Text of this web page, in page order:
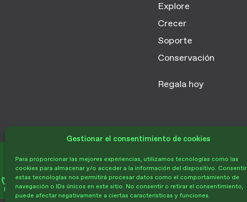
Gestionar el consentimiento de cookies
Para proporcionar las mejores experiencias, utilizamos tecnologías como las
cookies para almacenar y/o acceder a la información del dispositivo. Consentir
estas tecnologías nos permitirá procesar datos como el comportamiento de
navegación o IDs únicos en este sitio. No consentir o retirar el consentimiento,
puede afectar negativamente a ciertas características y funciones.
Donar
Explore
Crecer
Soporte
Conservación
Regala hoy